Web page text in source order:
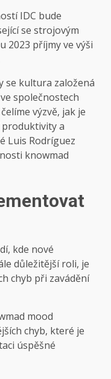
IDC bude
se strojovým
2023 příjmy ve výši
se kultura založená
společnostech
výzvě, jak je
a
Luis Rodríguez
knowmad
kde nové
důležitější roli, je
chyb při zavádění
mood
chyb, které je
úspěšné